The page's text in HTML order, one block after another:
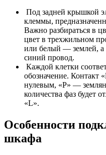
Под задней крышкой
клеммы,
Важно разбираться в
цвет в трехжильном
или белый — землей, а
синий провод.
Каждой клетки
обозначение. Контакт
нулевым, «Р» —
количества фаз будет
«L».
Особенности
шкафа